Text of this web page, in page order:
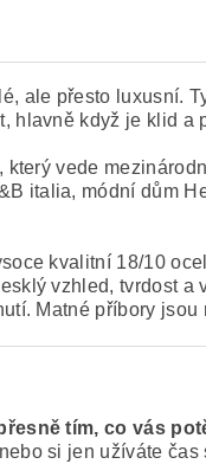
ale přesto luxusní.
hlavně když je klid
který vede
italia, módní dům
kvalitní 18/10
vzhled, tvrdost
Matné příbory
tím, co vás
si jen užíváte